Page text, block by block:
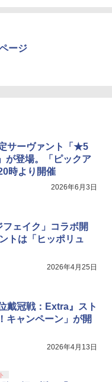
ージ
サーヴァント「★5
が登場。「ピックア
時より開催
2026年6月3日
フェイク」コラボ開
トは「ヒッポリュ
2026年4月25日
戴冠戦：Extra』スト
キャンペーン」が開
2026年4月13日